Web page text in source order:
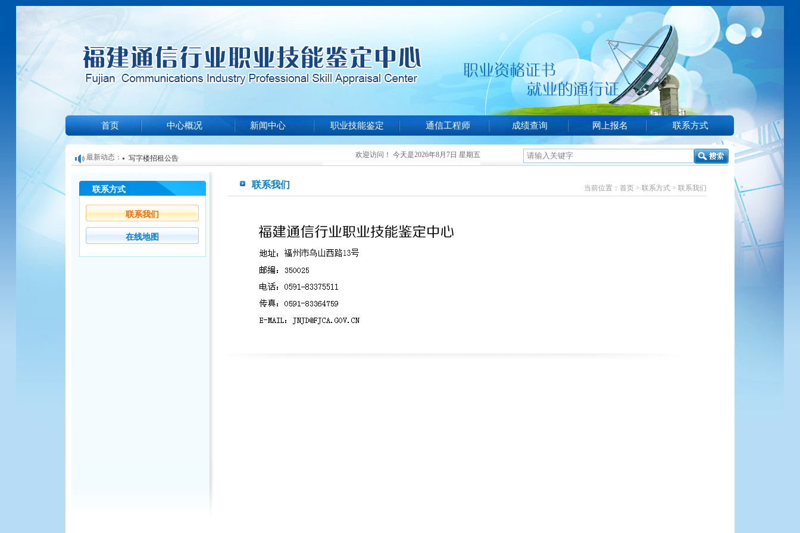
首页 中心概况 新闻中心 职业技能鉴定 通信工程师 成绩查询 网上报名 联系方式
最新动态： 写字楼招租公告
福建通信行业职业技能鉴定中心关于信息通信培训服务支撑
机构遴选结果的公告
关于公布2024年福建省信息通信行业职业技能竞赛决赛结果
培训项目收费标准公示（2024）002
欢迎访问！ 今天是2026年8月7日 星期五
联系方式
联系我们
在线地图
当前位置： 首页 > 联系方式 > 联系我们
联系我们